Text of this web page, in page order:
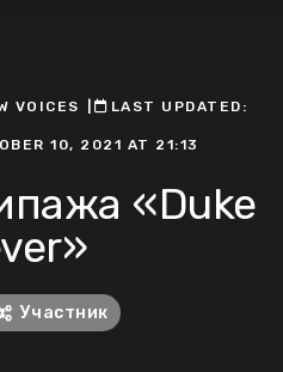
VOICES ㅤLAST UPDATED:
10, 2021 AT 21:13
«Duke
Участник